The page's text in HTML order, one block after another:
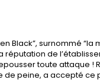
Black”, surnommé “la
réputation de
toute attaque !
de peine, a accepté ce